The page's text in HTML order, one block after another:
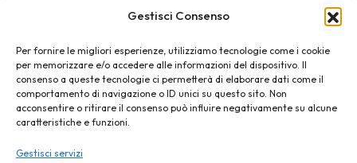
Gestisci Consenso
Per fornire le migliori esperienze, utilizziamo tecnologie come i cookie
per memorizzare e/o accedere alle informazioni del dispositivo. Il
consenso a queste tecnologie ci permetterà di elaborare dati come il
comportamento di navigazione o ID unici su questo sito. Non
acconsentire o ritirare il consenso può influire negativamente su alcune
caratteristiche e funzioni.
Gestisci servizi
sposincampania@pec.it
Link
Top100
News e Tendenze